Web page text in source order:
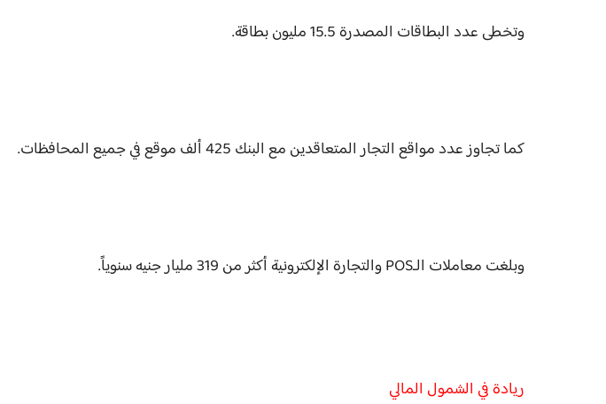
وتخطى عدد البطاقات المصدرة 15.5 مليون بطاقة.
كما تجاوز عدد مواقع التجار المتعاقدين مع البنك 425 ألف موقع في جميع المحافظات.
وبلغت معاملات الـPOS والتجارة الإلكترونية أكثر من 319 مليار جنيه سنوياً.
ريادة في الشمول المالي